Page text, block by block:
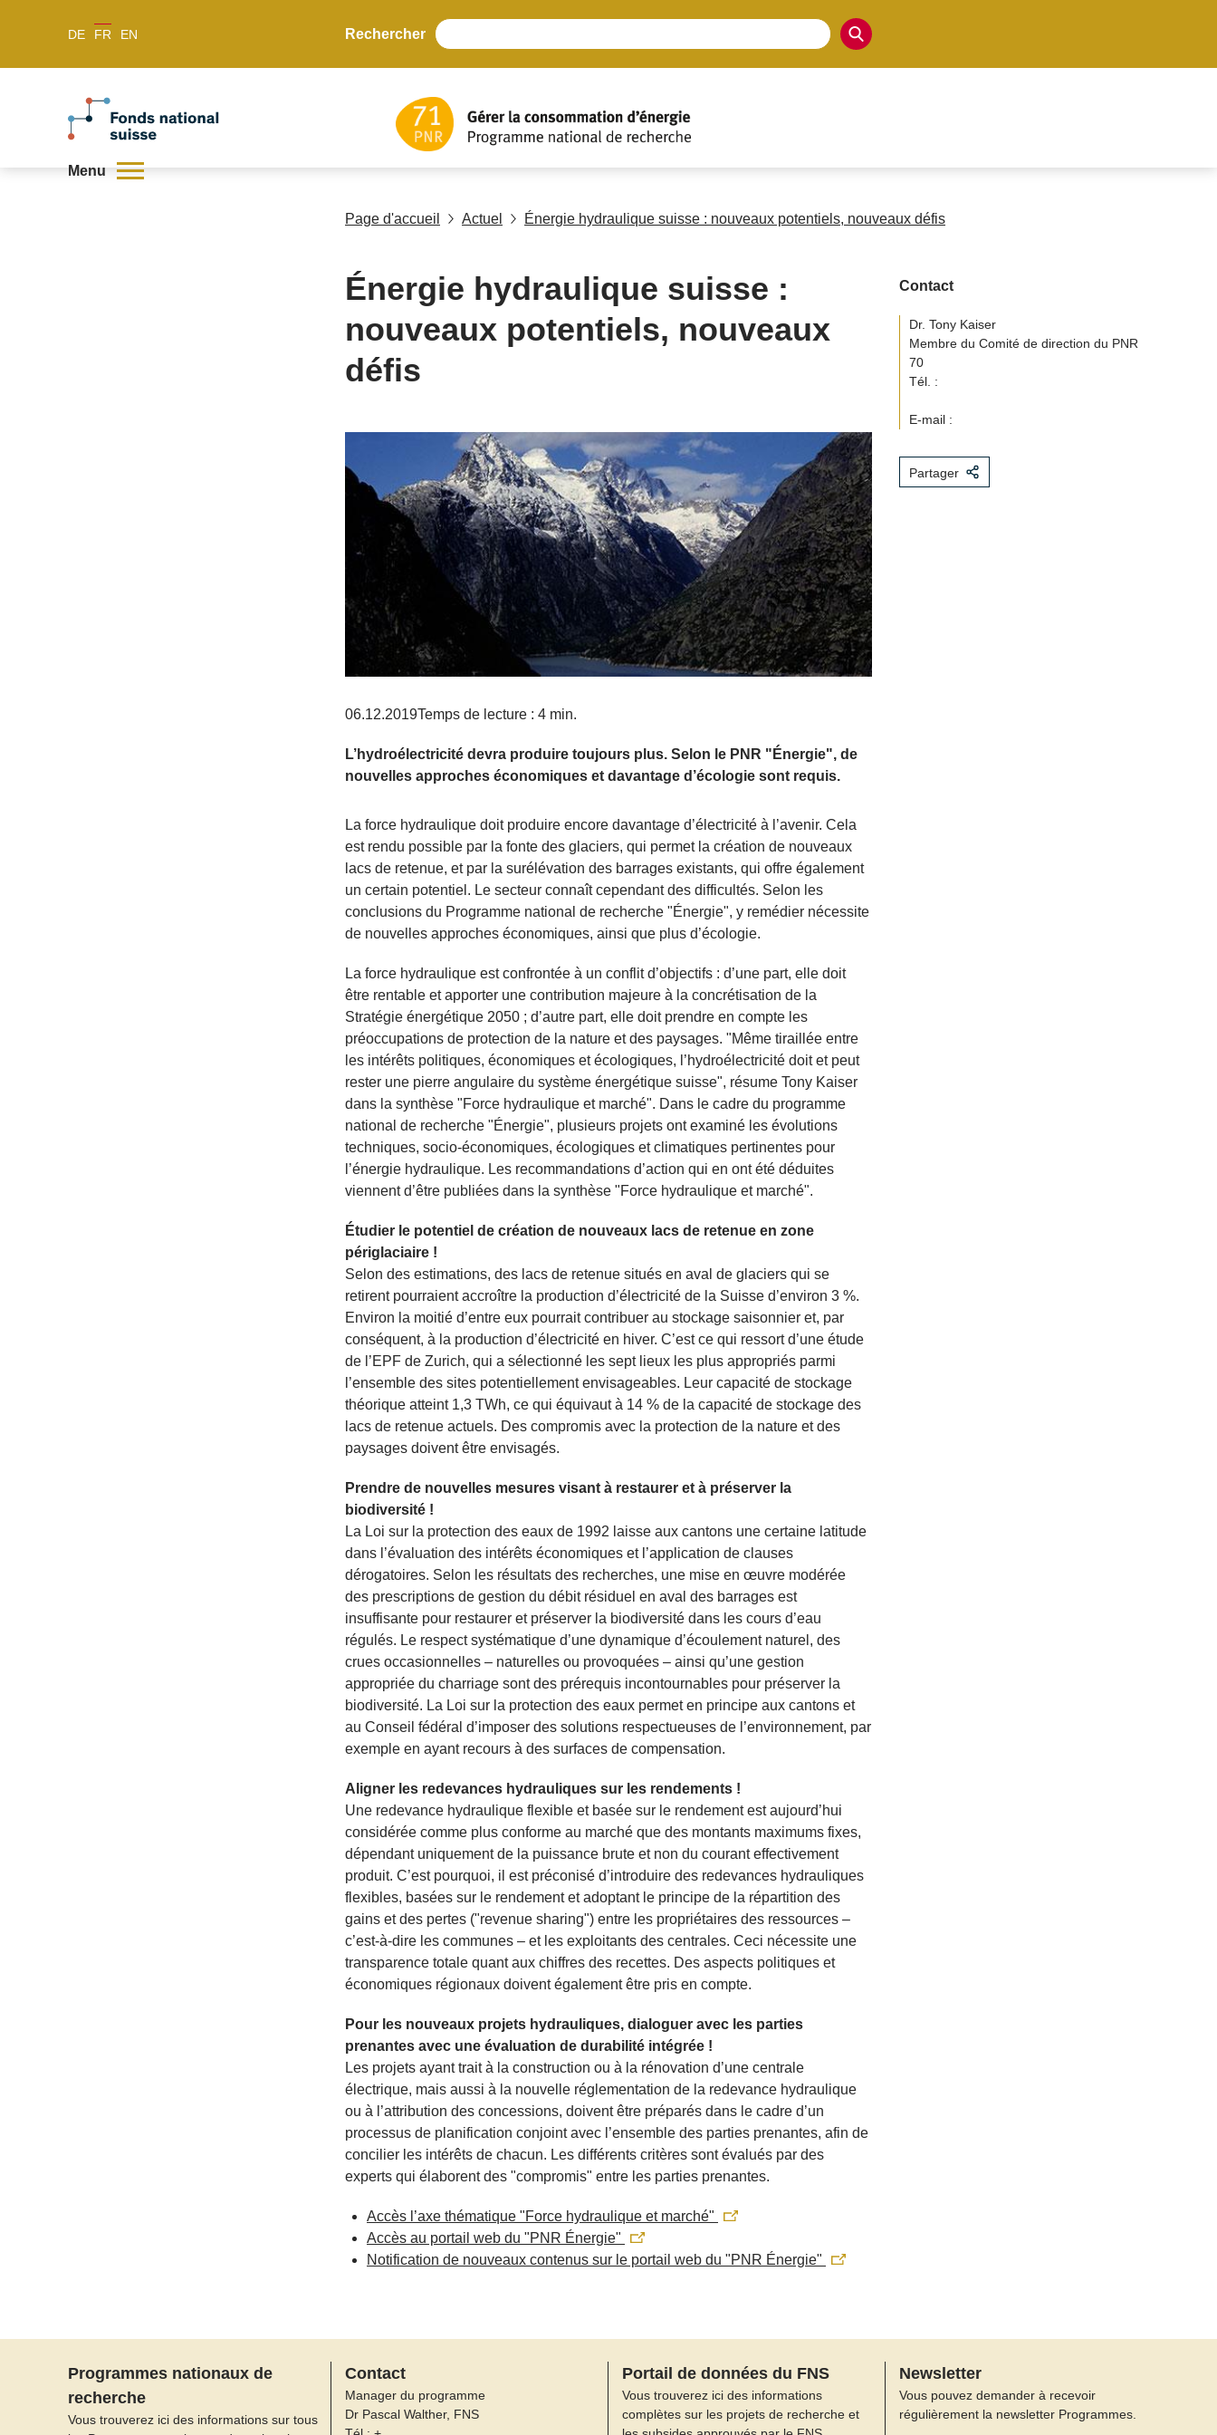
DE FR EN Rechercher
Menu
Page d'accueil Actuel Énergie hydraulique suisse : nouveaux potentiels, nouveaux défis
Énergie hydraulique suisse :
nouveaux potentiels, nouveaux
défis
06.12.2019Temps de lecture : 4 min.
L’hydroélectricité devra produire toujours plus. Selon le PNR "Énergie", de
nouvelles approches économiques et davantage d’écologie sont requis.
La force hydraulique doit produire encore davantage d’électricité à l’avenir. Cela
est rendu possible par la fonte des glaciers, qui permet la création de nouveaux
lacs de retenue, et par la surélévation des barrages existants, qui offre également
un certain potentiel. Le secteur connaît cependant des difficultés. Selon les
conclusions du Programme national de recherche "Énergie", y remédier nécessite
de nouvelles approches économiques, ainsi que plus d’écologie.
La force hydraulique est confrontée à un conflit d’objectifs : d’une part, elle doit
être rentable et apporter une contribution majeure à la concrétisation de la
Stratégie énergétique 2050 ; d’autre part, elle doit prendre en compte les
préoccupations de protection de la nature et des paysages. "Même tiraillée entre
les intérêts politiques, économiques et écologiques, l’hydroélectricité doit et peut
rester une pierre angulaire du système énergétique suisse", résume Tony Kaiser
dans la synthèse "Force hydraulique et marché". Dans le cadre du programme
national de recherche "Énergie", plusieurs projets ont examiné les évolutions
techniques, socio-économiques, écologiques et climatiques pertinentes pour
l’énergie hydraulique. Les recommandations d’action qui en ont été déduites
viennent d’être publiées dans la synthèse "Force hydraulique et marché".
Étudier le potentiel de création de nouveaux lacs de retenue en zone
périglaciaire !
Selon des estimations, des lacs de retenue situés en aval de glaciers qui se
retirent pourraient accroître la production d’électricité de la Suisse d’environ 3 %.
Environ la moitié d’entre eux pourrait contribuer au stockage saisonnier et, par
conséquent, à la production d’électricité en hiver. C’est ce qui ressort d’une étude
de l’EPF de Zurich, qui a sélectionné les sept lieux les plus appropriés parmi
l’ensemble des sites potentiellement envisageables. Leur capacité de stockage
théorique atteint 1,3 TWh, ce qui équivaut à 14 % de la capacité de stockage des
lacs de retenue actuels. Des compromis avec la protection de la nature et des
paysages doivent être envisagés.
Prendre de nouvelles mesures visant à restaurer et à préserver la
biodiversité !
La Loi sur la protection des eaux de 1992 laisse aux cantons une certaine latitude
dans l’évaluation des intérêts économiques et l’application de clauses
dérogatoires. Selon les résultats des recherches, une mise en œuvre modérée
des prescriptions de gestion du débit résiduel en aval des barrages est
insuffisante pour restaurer et préserver la biodiversité dans les cours d’eau
régulés. Le respect systématique d’une dynamique d’écoulement naturel, des
crues occasionnelles – naturelles ou provoquées – ainsi qu’une gestion
appropriée du charriage sont des prérequis incontournables pour préserver la
biodiversité. La Loi sur la protection des eaux permet en principe aux cantons et
au Conseil fédéral d’imposer des solutions respectueuses de l’environnement, par
exemple en ayant recours à des surfaces de compensation.
Aligner les redevances hydrauliques sur les rendements !
Une redevance hydraulique flexible et basée sur le rendement est aujourd’hui
considérée comme plus conforme au marché que des montants maximums fixes,
dépendant uniquement de la puissance brute et non du courant effectivement
produit. C’est pourquoi, il est préconisé d’introduire des redevances hydrauliques
flexibles, basées sur le rendement et adoptant le principe de la répartition des
gains et des pertes ("revenue sharing") entre les propriétaires des ressources –
c’est-à-dire les communes – et les exploitants des centrales. Ceci nécessite une
transparence totale quant aux chiffres des recettes. Des aspects politiques et
économiques régionaux doivent également être pris en compte.
Pour les nouveaux projets hydrauliques, dialoguer avec les parties
prenantes avec une évaluation de durabilité intégrée !
Les projets ayant trait à la construction ou à la rénovation d’une centrale
électrique, mais aussi à la nouvelle réglementation de la redevance hydraulique
ou à l’attribution des concessions, doivent être préparés dans le cadre d’un
processus de planification conjoint avec l’ensemble des parties prenantes, afin de
concilier les intérêts de chacun. Les différents critères sont évalués par des
experts qui élaborent des "compromis" entre les parties prenantes.
Accès l’axe thématique "Force hydraulique et marché"
Accès au portail web du "PNR Énergie"
Notification de nouveaux contenus sur le portail web du "PNR Énergie"
Contact
Dr. Tony Kaiser
Membre du Comité de direction du PNR
70
Tél. :
E-mail :
Partager
Programmes nationaux de
recherche
Vous trouverez ici des informations sur tous
Contact
Manager du programme
Dr Pascal Walther, FNS
Portail de données du FNS
Vous trouverez ici des informations
complètes sur les projets de recherche et
Newsletter
Vous pouvez demander à recevoir
régulièrement la newsletter Programmes.